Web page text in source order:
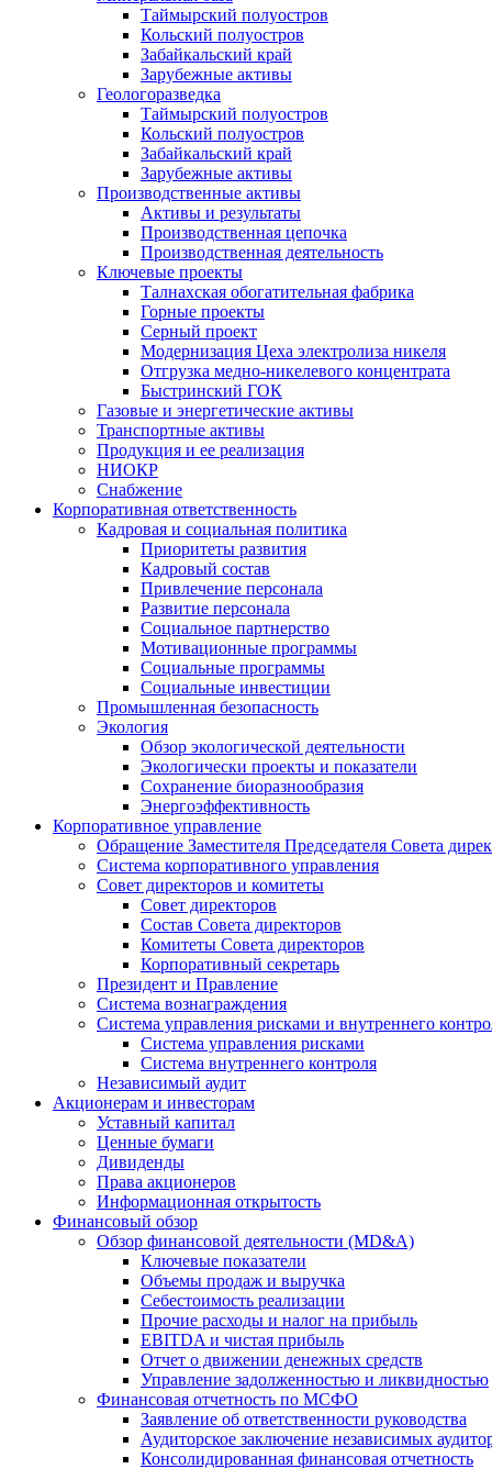
Таймырский полуостров
Кольский полуостров
Забайкальский край
Зарубежные активы
Геологоразведка
Таймырский полуостров
Кольский полуостров
Забайкальский край
Зарубежные активы
Производственные активы
Активы и результаты
Производственная цепочка
Производственная деятельность
Ключевые проекты
Талнахская обогатительная фабрика
Горные проекты
Серный проект
Модернизация Цеха электролиза никеля
Отгрузка медно-никелевого концентрата
Быстринский ГОК
Газовые и энергетические активы
Транспортные активы
Продукция и ее реализация
НИОКР
Снабжение
Корпоративная ответственность
Кадровая и социальная политика
Приоритеты развития
Кадровый состав
Привлечение персонала
Развитие персонала
Социальное партнерство
Мотивационные программы
Социальные программы
Социальные инвестиции
Промышленная безопасность
Экология
Обзор экологической деятельности
Экологически проекты и показатели
Сохранение биоразнообразия
Энергоэффективность
Корпоративное управление
Обращение Заместителя Председателя Совета
Система корпоративного управления
Совет директоров и комитеты
Совет директоров
Состав Совета директоров
Комитеты Совета директоров
Корпоративный секретарь
Президент и Правление
Система вознаграждения
Система управления рисками и внутреннего
Система управления рисками
Система внутреннего контроля
Независимый аудит
Акционерам и инвесторам
Уставный капитал
Ценные бумаги
Дивиденды
Права акционеров
Информационная открытость
Финансовый обзор
Обзор финансовой деятельности (MD&A)
Ключевые показатели
Объемы продаж и выручка
Себестоимость реализации
Прочие расходы и налог на прибыль
EBITDA и чистая прибыль
Отчет о движении денежных средств
Управление задолженностью и ликвидностью
Финансовая отчетность по МСФО
Заявление об ответственности руководства
Аудиторское заключение независимых
Консолидированная финансовая отчетность